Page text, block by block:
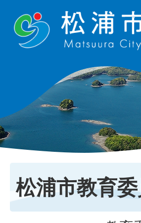
松浦市教育